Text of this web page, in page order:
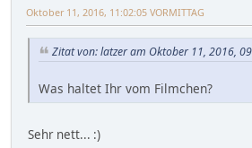
Oktober 11, 2016, 11:02:05 VORMITTAG
Zitat von: latzer am Oktober 11, 2016,
Was haltet Ihr vom Filmchen?
Sehr nett... :)